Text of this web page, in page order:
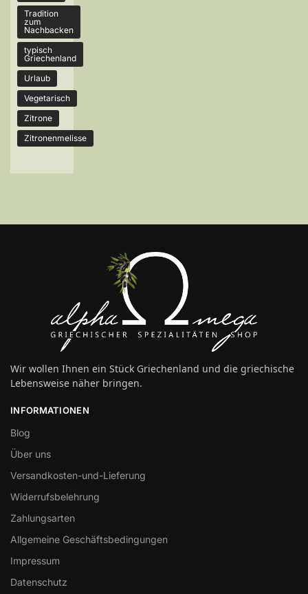
Tradition
zum
Nachbacken
typisch
Griechenland
Urlaub
Vegetarisch
Zitrone
Zitronenmelisse
Wir wollen Ihnen ein Stück Griechenland und die griechische
Lebensweise näher bringen.
INFORMATIONEN
Blog
Über uns
Versandkosten-und-Lieferung
Widerrufsbelehrung
Zahlungsarten
Allgemeine Geschäftsbedingungen
Impressum
Datenschutz